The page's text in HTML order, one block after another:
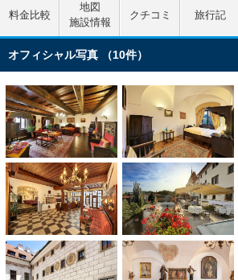
料金比較
地図
施設情報
クチコミ 旅行記
オフィシャル写真 （10件）